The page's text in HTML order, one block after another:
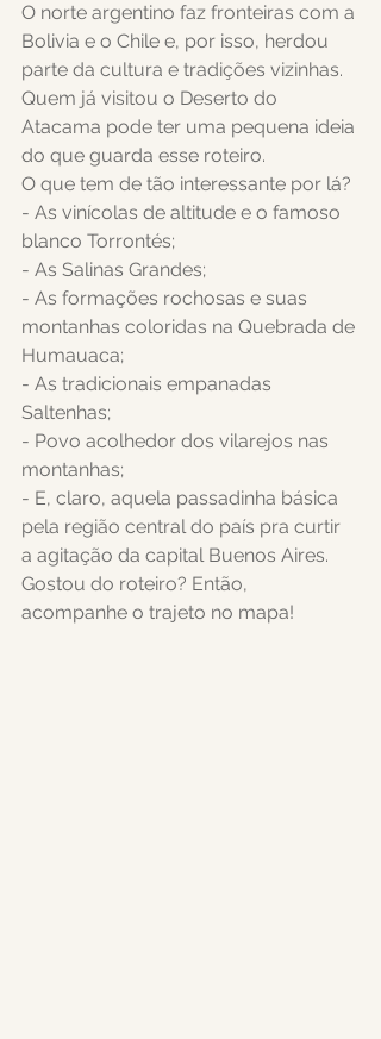
O norte argentino faz fronteiras com a
Bolivia e o Chile e, por isso, herdou
parte da cultura e tradições vizinhas.
Quem já visitou o Deserto do
Atacama pode ter uma pequena ideia
do que guarda esse roteiro.
O que tem de tão interessante por lá?
- As vinícolas de altitude e o famoso
blanco Torrontés;
- As Salinas Grandes;
- As formações rochosas e suas
montanhas coloridas na Quebrada de
Humauaca;
- As tradicionais empanadas
Saltenhas;
- Povo acolhedor dos vilarejos nas
montanhas;
- E, claro, aquela passadinha básica
pela região central do país pra curtir
a agitação da capital Buenos Aires.
Gostou do roteiro? Então,
acompanhe o trajeto no mapa!